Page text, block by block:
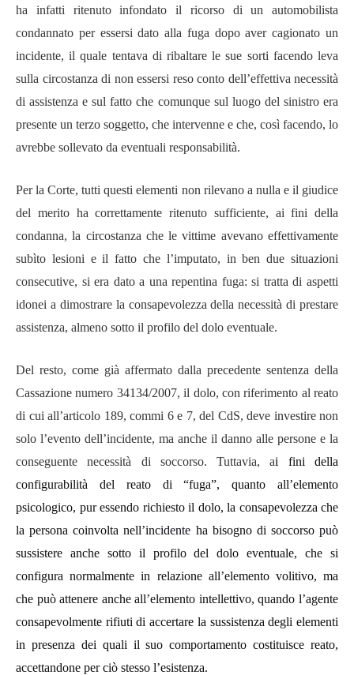
ha infatti ritenuto infondato il ricorso di un automobilista
condannato per essersi dato alla fuga dopo aver cagionato un
incidente, il quale tentava di ribaltare le sue sorti facendo leva
sulla circostanza di non essersi reso conto dell’effettiva necessità
di assistenza e sul fatto che comunque sul luogo del sinistro era
presente un terzo soggetto, che intervenne e che, così facendo, lo
avrebbe sollevato da eventuali responsabilità.
Per la Corte, tutti questi elementi non rilevano a nulla e il giudice
del merito ha correttamente ritenuto sufficiente, ai fini della
condanna, la circostanza che le vittime avevano effettivamente
subìto lesioni e il fatto che l’imputato, in ben due situazioni
consecutive, si era dato a una repentina fuga: si tratta di aspetti
idonei a dimostrare la consapevolezza della necessità di prestare
assistenza, almeno sotto il profilo del dolo eventuale.
Del resto, come già affermato dalla precedente sentenza della
Cassazione numero 34134/2007, il dolo, con riferimento al reato
di cui all’articolo 189, commi 6 e 7, del CdS, deve investire non
solo l’evento dell’incidente, ma anche il danno alle persone e la
conseguente necessità di soccorso. Tuttavia, ai fini della
configurabilità del reato di “fuga”, quanto all’elemento
psicologico, pur essendo richiesto il dolo, la consapevolezza che
la persona coinvolta nell’incidente ha bisogno di soccorso può
sussistere anche sotto il profilo del dolo eventuale, che si
configura normalmente in relazione all’elemento volitivo, ma
che può attenere anche all’elemento intellettivo, quando l’agente
consapevolmente rifiuti di accertare la sussistenza degli elementi
in presenza dei quali il suo comportamento costituisce reato,
accettandone per ciò stesso l’esistenza.